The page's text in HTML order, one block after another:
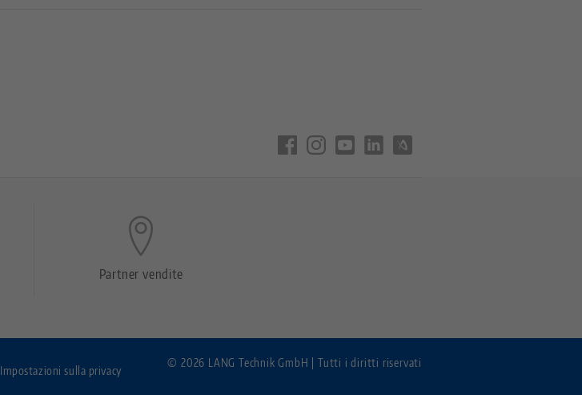
Partner vendite
Impostazioni sulla privacy
© 2026 LANG Technik GmbH | Tutti i diritti riservati